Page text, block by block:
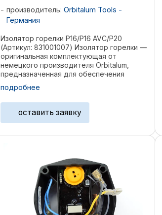
производитель: Orbitalum Tools -
Германия
Изолятор горелки P16/P16 AVC/P20
(Артикул: 831001007) Изолятор горелки —
оригинальная комплектующая от
немецкого производителя Orbitalum,
предназначенная для обеспечения
надежной электрической изоляции
токоведущих частей сварочной головки.
Деталь с ...
подробнее
оставить заявку